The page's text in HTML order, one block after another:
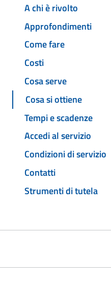
A chi è rivolto
Approfondimenti
Come fare
Costi
Cosa serve
Cosa si ottiene
Tempi e scadenze
Accedi al servizio
Condizioni di servizio
Contatti
Strumenti di tutela